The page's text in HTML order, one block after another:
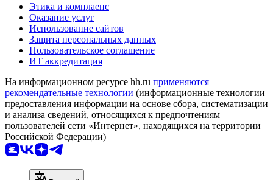
Этика и комплаенс
Оказание услуг
Использование сайтов
Защита персональных данных
Пользовательское соглашение
ИТ аккредитация
На информационном ресурсе hh.ru применяются
рекомендательные технологии (информационные технологии
предоставления информации на основе сбора, систематизации
и анализа сведений, относящихся к предпочтениям
пользователей сети «Интернет», находящихся на территории
Российской Федерации)